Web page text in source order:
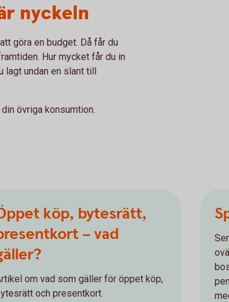
nyckeln
göra en budget. Då får du
Hur mycket får du in
lagt undan en slant till
övriga konsumtion.
köp, bytesrätt,
– vad
om vad som gäller för öppet köp,
och presentkort.